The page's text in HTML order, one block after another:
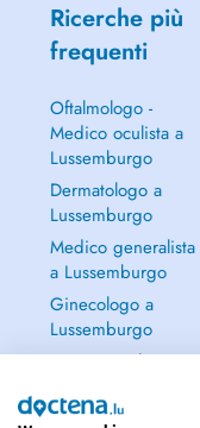
Ricerche più
frequenti
Oftalmologo -
Medico oculista a
Lussemburgo
Dermatologo a
Lussemburgo
Medico generalista
a Lussemburgo
Ginecologo a
Lussemburgo
Continua a leggere